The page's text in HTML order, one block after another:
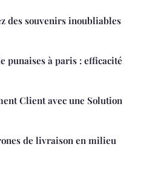
des souvenirs inoubliables
punaises à paris : efficacité
Client avec une Solution
de livraison en milieu